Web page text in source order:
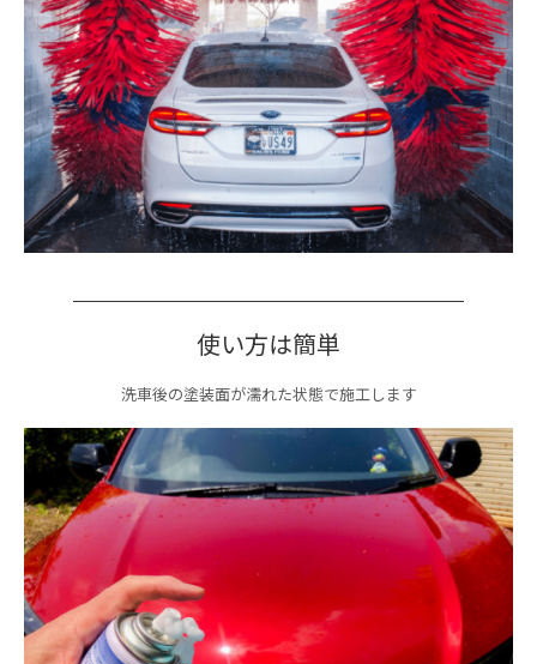
使い方は簡単
洗車後の塗装面が濡れた状態で施工します